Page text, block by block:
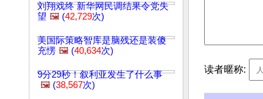
刘翔戏终 新华网民调结果令党失
望 🖼️ (42,729次)
美国际策略智库是脑残还是装傻
充愣 🖼️ (40,634次)
9分29秒！叙利亚发生了什么事
🖼️ (38,567次)
读者暱称: